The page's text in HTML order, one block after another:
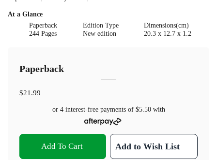
At a Glance
Paperback
244 Pages
Edition Type
New edition
Dimensions(cm)
20.3 x 12.7 x 1.2
Paperback
$21.99
or 4 interest-free payments of $5.50with
Add To Cart Add to Wish List